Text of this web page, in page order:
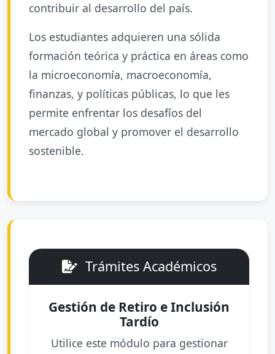
contribuir al desarrollo del país.
Los estudiantes adquieren una sólida
formación teórica y práctica en áreas como
la microeconomía, macroeconomía,
finanzas, y políticas públicas, lo que les
permite enfrentar los desafíos del
mercado global y promover el desarrollo
sostenible.
Trámites Académicos
Gestión de Retiro e Inclusión
Tardío
Utilice este módulo para gestionar